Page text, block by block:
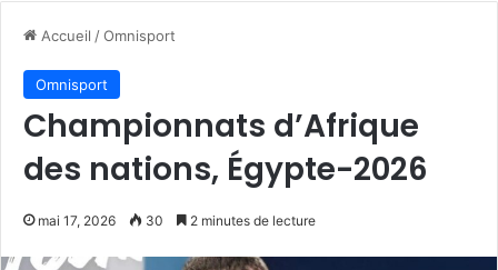
Accueil /Omnisport
Omnisport
Championnats d’Afrique
des nations, Égypte-2026
mai 17, 2026 30 2 minutes de lecture